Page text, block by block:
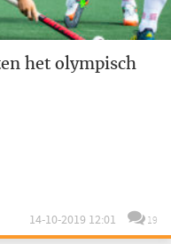
het olympisch
14-10-2019 12:01 19